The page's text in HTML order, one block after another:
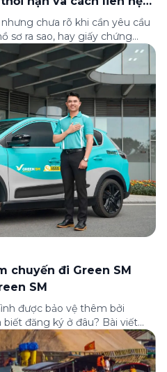
chưa rõ khi cần yêu cầu
sơ ra sao, hay giấy chứng
viết này tổng hợp đầy đủ các
trình bồi thường và hỗ trợ
chuyến đi Green SM
SM
được bảo vệ thêm bởi
biết đăng ký ở đâu? Bài viết
cách tham gia (và hủy tham
ứng dụng Green SM, cùng
khi […]